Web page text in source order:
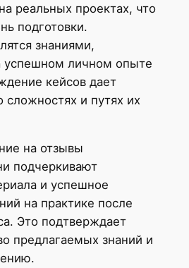
реальных проектах, что
подготовки.
знаниями,
успешном личном опыте
кейсов дает
сложностях и путях их
на отзывы
подчеркивают
и успешное
на практике после
Это подтверждает
предлагаемых знаний и